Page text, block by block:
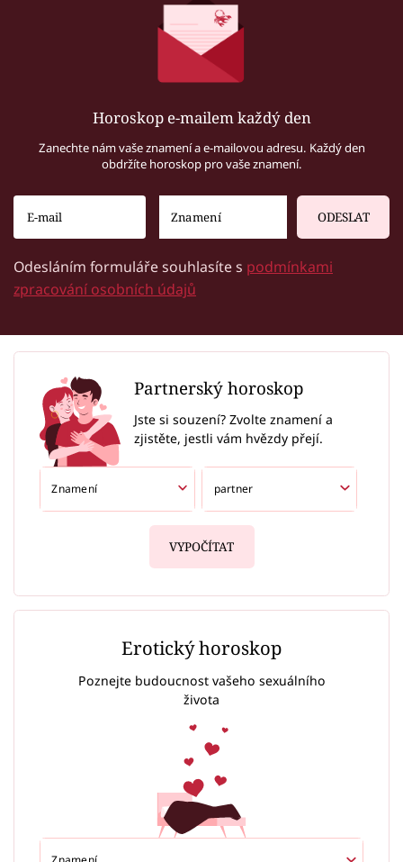
Horoskop e-mailem každý den
Zanechte nám vaše znamení a e-mailovou adresu. Každý den
obdržíte horoskop pro vaše znamení.
ODESLAT
Odesláním formuláře souhlasíte s podmínkami
zpracování osobních údajů
Partnerský horoskop
Jste si souzení? Zvolte znamení a
zjistěte, jestli vám hvězdy přejí.
VYPOČÍTAT
Erotický horoskop
Poznejte budoucnost vašeho sexuálního
života